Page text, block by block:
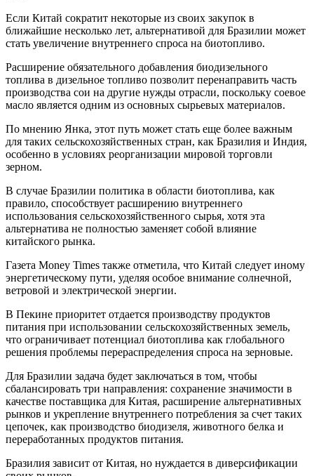
Если Китай сократит некоторые из своих закупок в
ближайшие несколько лет, альтернативой для Бразилии может
стать увеличение внутреннего спроса на биотопливо.
Расширение обязательного добавления биодизельного
топлива в дизельное топливо позволит перенаправить часть
производства сои на другие нужды отрасли, поскольку соевое
масло является одним из основных сырьевых материалов.
По мнению Янка, этот путь может стать еще более важным
для таких сельскохозяйственных стран, как Бразилия и Индия,
особенно в условиях реорганизации мировой торговли
зерном.
В случае Бразилии политика в области биотоплива, как
правило, способствует расширению внутреннего
использования сельскохозяйственного сырья, хотя эта
альтернатива не полностью заменяет собой влияние
китайского рынка.
Газета Money Times также отметила, что Китай следует иному
энергетическому пути, уделяя особое внимание солнечной,
ветровой и электрической энергии.
В Пекине приоритет отдается производству продуктов
питания при использовании сельскохозяйственных земель,
что ограничивает потенциал биотоплива как глобального
решения проблемы перераспределения спроса на зерновые.
Для Бразилии задача будет заключаться в том, чтобы
сбалансировать три направления: сохранение значимости в
качестве поставщика для Китая, расширение альтернативных
рынков и укрепление внутреннего потребления за счет таких
цепочек, как производство биодизеля, животного белка и
переработанных продуктов питания.
Бразилия зависит от Китая, но нуждается в диверсификации